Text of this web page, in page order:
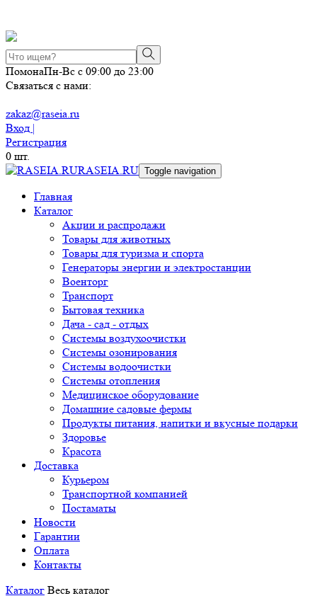
ПомонаПн-Вс с 09:00 до 23:00
Связаться с нами:
zakaz@raseia.ru
Вход |
Регистрация
0 шт.
RASEIA.RU Toggle navigation
Главная
Каталог
Акции и распродажи
Товары для животных
Товары для туризма и спорта
Генераторы энергии и электростанции
Военторг
Транспорт
Бытовая техника
Дача - сад - отдых
Системы воздухоочистки
Системы озонирования
Системы водоочистки
Системы отопления
Медицинское оборудование
Домашние садовые фермы
Продукты питания, напитки и вкусные подарки
Здоровье
Красота
Доставка
Курьером
Транспортной компанией
Постаматы
Новости
Гарантии
Оплата
Контакты
Каталог Весь каталог